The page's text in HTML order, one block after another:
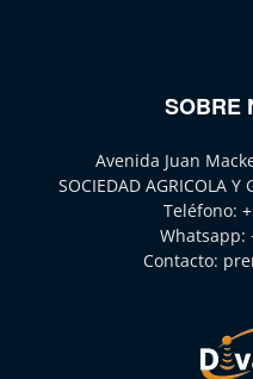
SOBRE
Avenida Juan
SOCIEDAD AGRICOLA Y
Teléfono:
Whatsapp:
Contacto: